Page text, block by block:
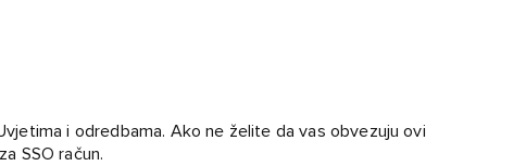
i odredbama. Ako ne želite da vas obvezuju ovi
SSO račun.